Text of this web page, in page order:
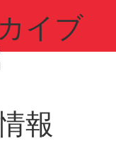
イブ
報